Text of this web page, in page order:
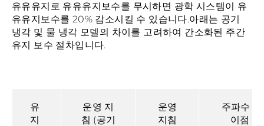
유유유지로 유유유지보수를 무시하면 광학 시스템이 유
유유지보수를 20% 감소시킬 수 있습니다.아래는 공기
냉각 및 물 냉각 모델의 차이를 고려하여 간소화된 주간
유지 보수 절차입니다.
유
지
운영 지
침 (공기
운영
지침
주파수 &
이점